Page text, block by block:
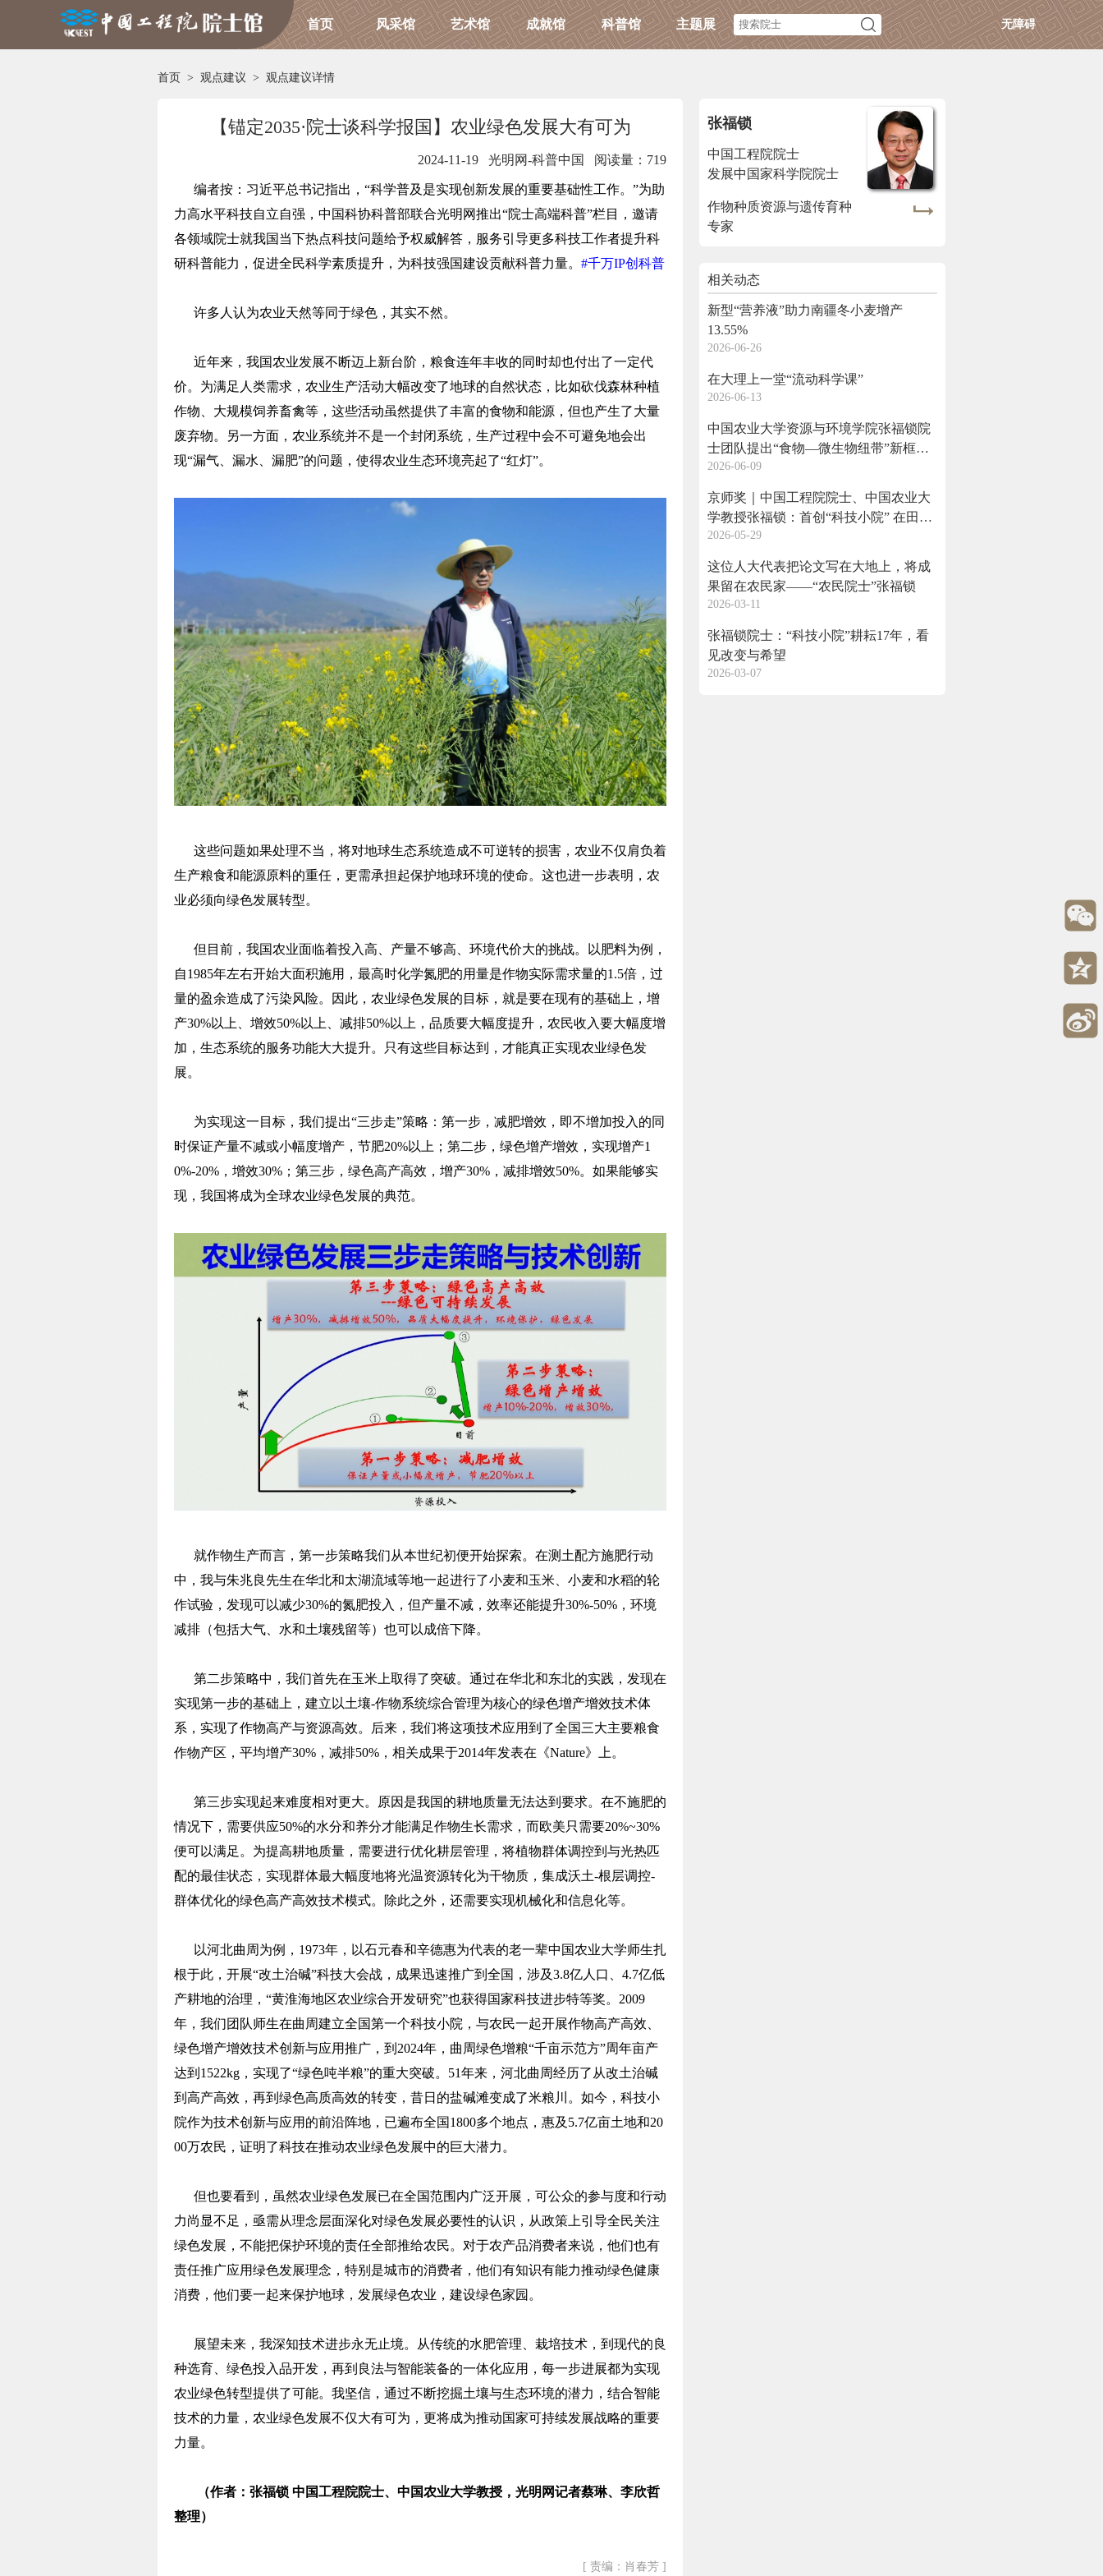
首页 风采馆 艺术馆 成就馆 科普馆 主题展 无障碍
首页 > 观点建议 > 观点建议详情
【锚定2035·院士谈科学报国】农业绿色发展大有可为
2024-11-19 光明网-科普中国 阅读量：719
编者按：习近平总书记指出，“科学普及是实现创新发展的重要基础性工作。”为助
力高水平科技自立自强，中国科协科普部联合光明网推出“院士高端科普”栏目，邀请
各领域院士就我国当下热点科技问题给予权威解答，服务引导更多科技工作者提升科
研科普能力，促进全民科学素质提升，为科技强国建设贡献科普力量。 #千万IP创科普
许多人认为农业天然等同于绿色，其实不然。
近年来，我国农业发展不断迈上新台阶，粮食连年丰收的同时却也付出了一定代
价。为满足人类需求，农业生产活动大幅改变了地球的自然状态，比如砍伐森林种植
作物、大规模饲养畜禽等，这些活动虽然提供了丰富的食物和能源，但也产生了大量
废弃物。另一方面，农业系统并不是一个封闭系统，生产过程中会不可避免地会出
现“漏气、漏水、漏肥”的问题，使得农业生态环境亮起了“红灯”。
这些问题如果处理不当，将对地球生态系统造成不可逆转的损害，农业不仅肩负着
生产粮食和能源原料的重任，更需承担起保护地球环境的使命。这也进一步表明，农
业必须向绿色发展转型。
但目前，我国农业面临着投入高、产量不够高、环境代价大的挑战。以肥料为例，
自1985年左右开始大面积施用，最高时化学氮肥的用量是作物实际需求量的1.5倍，过
量的盈余造成了污染风险。因此，农业绿色发展的目标，就是要在现有的基础上，增
产30%以上、增效50%以上、减排50%以上，品质要大幅度提升，农民收入要大幅度增
加，生态系统的服务功能大大提升。只有这些目标达到，才能真正实现农业绿色发
展。
为实现这一目标，我们提出“三步走”策略：第一步，减肥增效，即不增加投入的同
时保证产量不减或小幅度增产，节肥20%以上；第二步，绿色增产增效，实现增产1
0%-20%，增效30%；第三步，绿色高产高效，增产30%，减排增效50%。如果能够实
现，我国将成为全球农业绿色发展的典范。
就作物生产而言，第一步策略我们从本世纪初便开始探索。在测土配方施肥行动
中，我与朱兆良先生在华北和太湖流域等地一起进行了小麦和玉米、小麦和水稻的轮
作试验，发现可以减少30%的氮肥投入，但产量不减，效率还能提升30%-50%，环境
减排（包括大气、水和土壤残留等）也可以成倍下降。
第二步策略中，我们首先在玉米上取得了突破。通过在华北和东北的实践，发现在
实现第一步的基础上，建立以土壤-作物系统综合管理为核心的绿色增产增效技术体
系，实现了作物高产与资源高效。后来，我们将这项技术应用到了全国三大主要粮食
作物产区，平均增产30%，减排50%，相关成果于2014年发表在《Nature》上。
第三步实现起来难度相对更大。原因是我国的耕地质量无法达到要求。在不施肥的
情况下，需要供应50%的水分和养分才能满足作物生长需求，而欧美只需要20%~30%
便可以满足。为提高耕地质量，需要进行优化耕层管理，将植物群体调控到与光热匹
配的最佳状态，实现群体最大幅度地将光温资源转化为干物质，集成沃土-根层调控-
群体优化的绿色高产高效技术模式。除此之外，还需要实现机械化和信息化等。
以河北曲周为例，1973年，以石元春和辛德惠为代表的老一辈中国农业大学师生扎
根于此，开展“改土治碱”科技大会战，成果迅速推广到全国，涉及3.8亿人口、4.7亿低
产耕地的治理，“黄淮海地区农业综合开发研究”也获得国家科技进步特等奖。2009
年，我们团队师生在曲周建立全国第一个科技小院，与农民一起开展作物高产高效、
绿色增产增效技术创新与应用推广，到2024年，曲周绿色增粮“千亩示范方”周年亩产
达到1522kg，实现了“绿色吨半粮”的重大突破。51年来，河北曲周经历了从改土治碱
到高产高效，再到绿色高质高效的转变，昔日的盐碱滩变成了米粮川。如今，科技小
院作为技术创新与应用的前沿阵地，已遍布全国1800多个地点，惠及5.7亿亩土地和20
00万农民，证明了科技在推动农业绿色发展中的巨大潜力。
但也要看到，虽然农业绿色发展已在全国范围内广泛开展，可公众的参与度和行动
力尚显不足，亟需从理念层面深化对绿色发展必要性的认识，从政策上引导全民关注
绿色发展，不能把保护环境的责任全部推给农民。对于农产品消费者来说，他们也有
责任推广应用绿色发展理念，特别是城市的消费者，他们有知识有能力推动绿色健康
消费，他们要一起来保护地球，发展绿色农业，建设绿色家园。
展望未来，我深知技术进步永无止境。从传统的水肥管理、栽培技术，到现代的良
种选育、绿色投入品开发，再到良法与智能装备的一体化应用，每一步进展都为实现
农业绿色转型提供了可能。我坚信，通过不断挖掘土壤与生态环境的潜力，结合智能
技术的力量，农业绿色发展不仅大有可为，更将成为推动国家可持续发展战略的重要
力量。
（作者：张福锁 中国工程院院士、中国农业大学教授，光明网记者蔡琳、李欣哲
整理）
[ 责编：肖春芳 ]
张福锁
中国工程院院士
发展中国家科学院院士
作物种质资源与遗传育种
专家
相关动态
新型“营养液”助力南疆冬小麦增产
13.55%
2026-06-26
在大理上一堂“流动科学课”
2026-06-13
中国农业大学资源与环境学院张福锁院
士团队提出“食物—微生物纽带”新框架
推动食物系统营养健康与可持续转型
2026-06-09
京师奖｜中国工程院院士、中国农业大
学教授张福锁：首创“科技小院” 在田间
地头培育人才
2026-05-29
这位人大代表把论文写在大地上，将成
果留在农民家——“农民院士”张福锁
2026-03-11
张福锁院士：“科技小院”耕耘17年，看
见改变与希望
2026-03-07